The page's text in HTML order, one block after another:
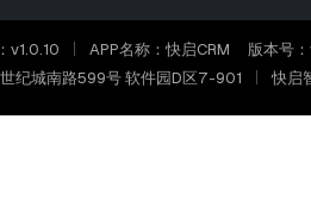
v1.0.10 APP名称：快启CRM
版本号
纪城南路599号 软件园D区7-901
快启